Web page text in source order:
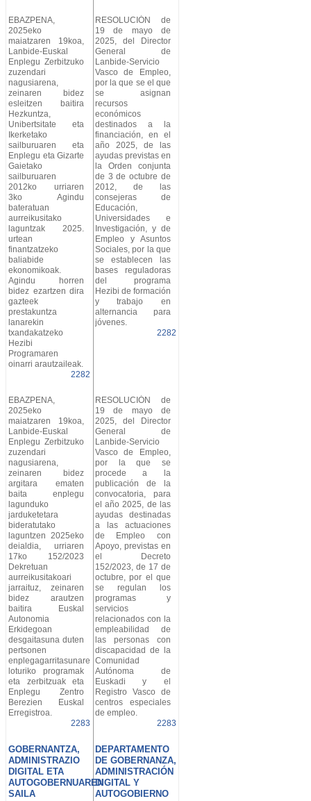
EBAZPENA,
2025eko
maiatzaren 19koa,
Lanbide-Euskal
Enplegu Zerbitzuko
zuzendari
nagusiarena,
zeinaren bidez
esleitzen baitira
Hezkuntza,
Unibertsitate eta
Ikerketako
sailburuaren eta
Enplegu eta Gizarte
Gaietako
sailburuaren
2012ko urriaren
3ko Agindu
bateratuan
aurreikusitako
laguntzak 2025.
urtean
finantzatzeko
baliabide
ekonomikoak.
Agindu horren
bidez ezartzen dira
gazteek
prestakuntza
lanarekin
txandakatzeko
Hezibi
Programaren
oinarri arautzaileak.
2282
RESOLUCIÓN de
19 de mayo de
2025, del Director
General de
Lanbide-Servicio
Vasco de Empleo,
por la que se el que
se asignan
recursos
económicos
destinados a la
financiación, en el
año 2025, de las
ayudas previstas en
la Orden conjunta
de 3 de octubre de
2012, de las
consejeras de
Educación,
Universidades e
Investigación, y de
Empleo y Asuntos
Sociales, por la que
se establecen las
bases reguladoras
del programa
Hezibi de formación
y trabajo en
alternancia para
jóvenes.
2282
EBAZPENA,
2025eko
maiatzaren 19koa,
Lanbide-Euskal
Enplegu Zerbitzuko
zuzendari
nagusiarena,
zeinaren bidez
argitara ematen
baita enplegu
lagunduko
jarduketetara
bideratutako
laguntzen 2025eko
deialdia, urriaren
17ko 152/2023
Dekretuan
aurreikusitakoari
jarraituz, zeinaren
bidez arautzen
baitira Euskal
Autonomia
Erkidegoan
desgaitasuna duten
pertsonen
enplegagarritasunarekin
loturiko programak
eta zerbitzuak eta
Enplegu Zentro
Berezien Euskal
Erregistroa.
2283
RESOLUCIÓN de
19 de mayo de
2025, del Director
General de
Lanbide-Servicio
Vasco de Empleo,
por la que se
procede a la
publicación de la
convocatoria, para
el año 2025, de las
ayudas destinadas
a las actuaciones
de Empleo con
Apoyo, previstas en
el Decreto
152/2023, de 17 de
octubre, por el que
se regulan los
programas y
servicios
relacionados con la
empleabilidad de
las personas con
discapacidad de la
Comunidad
Autónoma de
Euskadi y el
Registro Vasco de
centros especiales
de empleo.
2283
GOBERNANTZA,
ADMINISTRAZIO
DIGITAL ETA
AUTOGOBERNUAREN
SAILA
DEPARTAMENTO
DE GOBERNANZA,
ADMINISTRACIÓN
DIGITAL Y
AUTOGOBIERNO